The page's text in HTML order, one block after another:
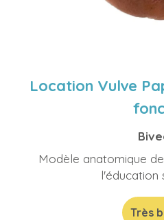
Location Vulve
Modèle anatomique
l'éducation
Très